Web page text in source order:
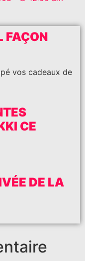
FAÇON
vos cadeaux de
CE
DE LA